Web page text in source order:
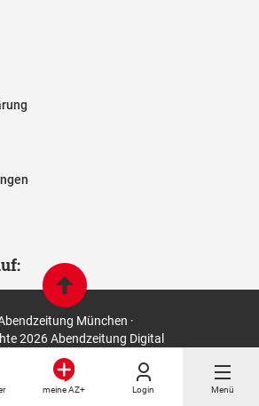
meine AZ+ Login Menü
München ·
2026 Abendzeitung Digital